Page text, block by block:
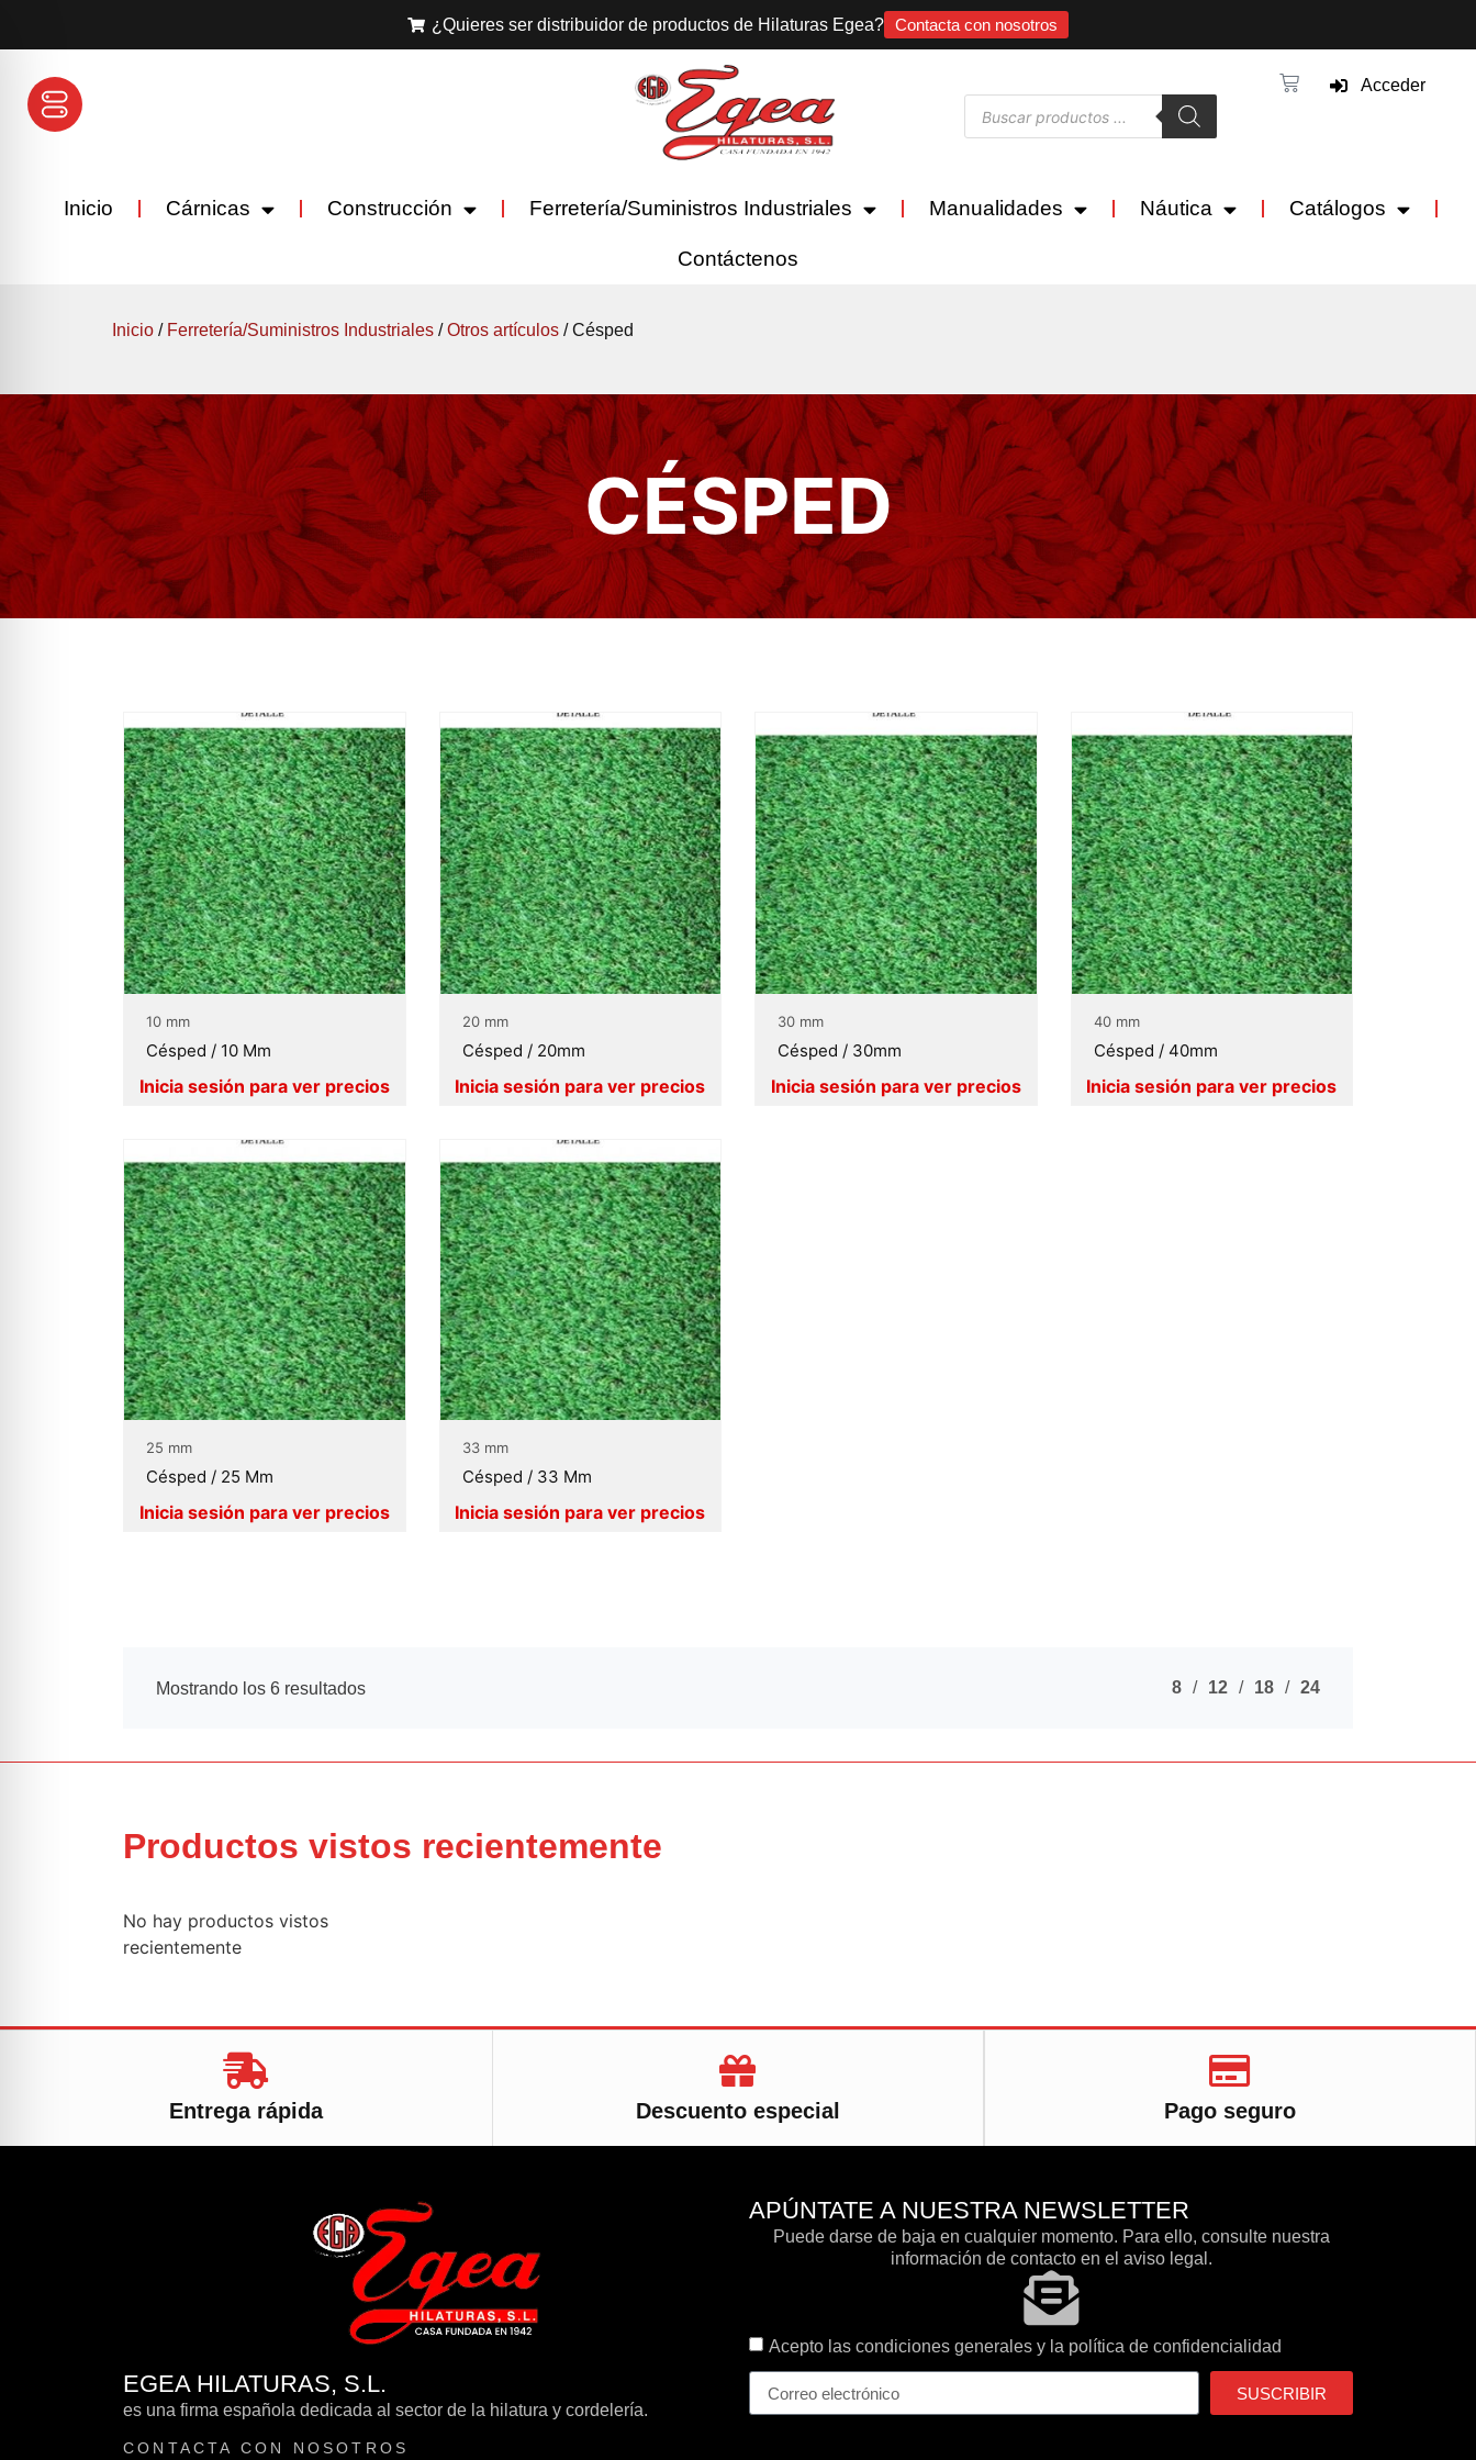
¿Quieres ser distribuidor de productos de Hilaturas Egea? Contacta con nosotros
Acceder
Inicio Cárnicas Construcción Ferretería/Suministros Industriales Manualidades Náutica Catálogos
Contáctenos
Inicio / Ferretería/Suministros Industriales /Otros artículos / Césped
CÉSPED
10 mm
Césped / 10 Mm
20 mm
Césped / 20mm
30 mm
Césped / 30mm
40 mm
Césped / 40mm
25 mm
Césped / 25 Mm
33 mm
Césped / 33 Mm
Mostrando los 6 resultados 8 12 18 24
Productos vistos recientemente
No hay productos vistos
recientemente
Entrega rápida Descuento especial Pago seguro
EGEA HILATURAS, S.L.
es una firma española dedicada al sector de la hilatura y cordelería.
CONTACTA CON NOSOTROS
APÚNTATE A NUESTRA NEWSLETTER
Puede darse de baja en cualquier momento. Para ello, consulte nuestra
información de contacto en el aviso legal.
Acepto las condiciones generales y la política de confidencialidad
SUSCRIBIR